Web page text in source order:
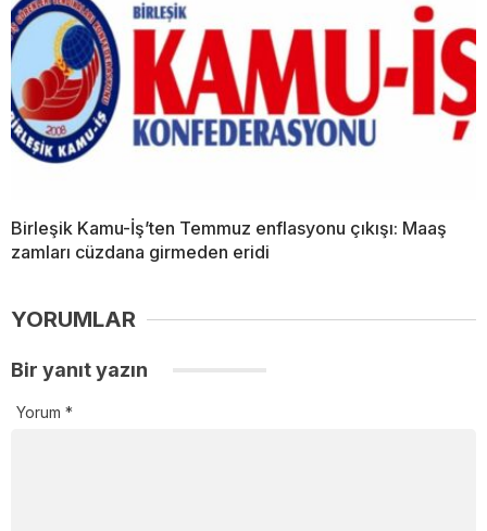
Birleşik Kamu-İş’ten Temmuz enflasyonu çıkışı: Maaş
zamları cüzdana girmeden eridi
YORUMLAR
Bir yanıt yazın
Yorum *